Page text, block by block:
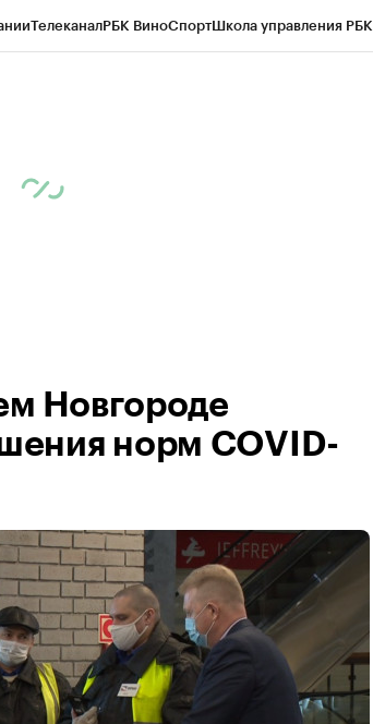
ТелеканалРБК ВиноСпортШкола управления РБК
Новгороде
норм COVID-